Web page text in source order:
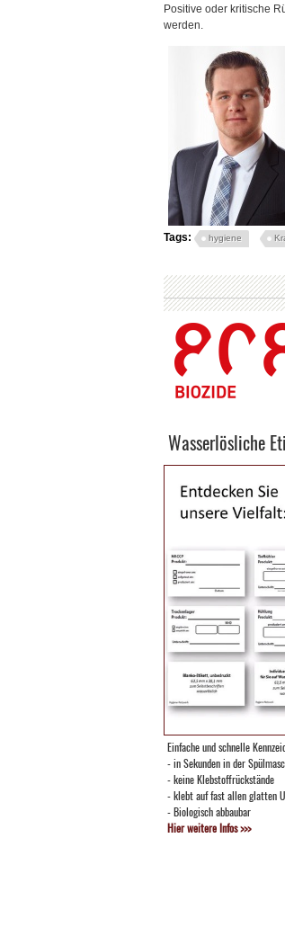
Positive oder kritische
werden.
Tags:
hygiene
Wasserlösliche
Einfache und schnelle
- in Sekunden in der
- keine Klebstoffrückstände
- klebt auf fast allen glatten
- Biologisch abbaubar
Hier weitere Infos >>>